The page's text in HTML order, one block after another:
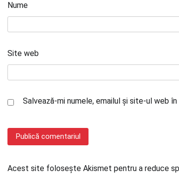
Nume
Site web
Salvează-mi numele, emailul și site-ul web
Acest site folosește Akismet pentru a reduce